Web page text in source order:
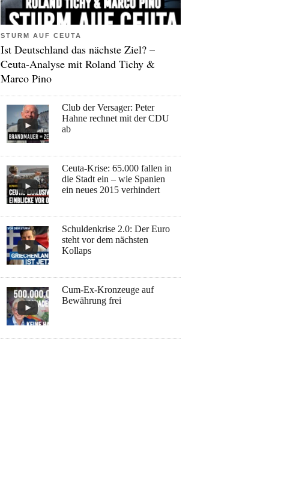
STURM AUF CEUTA
Ist Deutschland das nächste Ziel? –
Ceuta-Analyse mit Roland Tichy &
Marco Pino
Club der Versager: Peter
Hahne rechnet mit der CDU
ab
Ceuta-Krise: 65.000 fallen in
die Stadt ein – wie Spanien
ein neues 2015 verhindert
Schuldenkrise 2.0: Der Euro
steht vor dem nächsten
Kollaps
Cum-Ex-Kronzeuge auf
Bewährung frei